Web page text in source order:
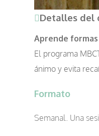
Detalles del
Aprende
El programa
ánimo y evita
Formato
Semanal. Una